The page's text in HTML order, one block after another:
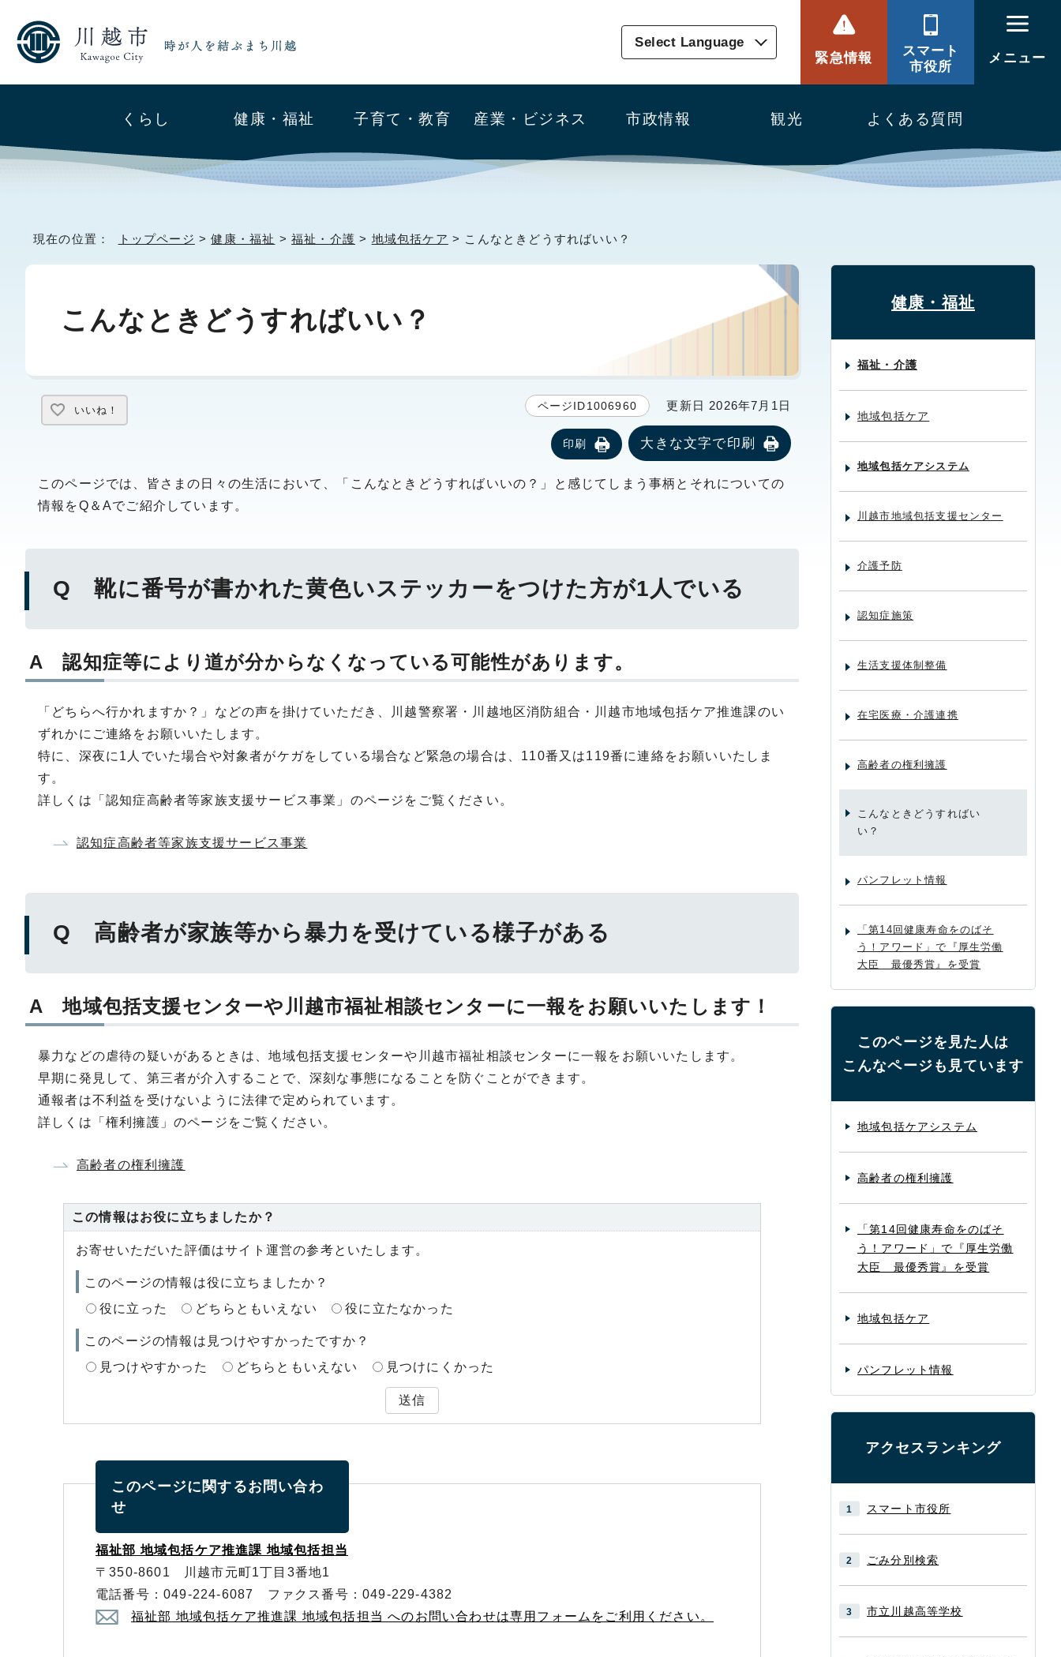
Select Language
緊急情報
スマート
市役所
メニュー
くらし 健康・福祉 子育て・教育 産業・ビジネス 市政情報 観光 よくある質問
現在の位置： トップページ >健康・福祉 >福祉・介護 > 地域包括ケア > こんなときどうすればいい？
こんなときどうすればいい？
いいね！ ページID1006960 更新日 2026年7月1日
印刷 大きな文字で印刷
このページでは、皆さまの日々の生活において、「こんなときどうすればいいの？」と感じてしまう事柄とそれについての
情報をQ＆Aでご紹介しています。
Q 靴に番号が書かれた黄色いステッカーをつけた方が1人でいる
A 認知症等により道が分からなくなっている可能性があります。
「どちらへ行かれますか？」などの声を掛けていただき、川越警察署・川越地区消防組合・川越市地域包括ケア推進課のい
ずれかにご連絡をお願いいたします。
特に、深夜に1人でいた場合や対象者がケガをしている場合など緊急の場合は、110番又は119番に連絡をお願いいたしま
す。
詳しくは「認知症高齢者等家族支援サービス事業」のページをご覧ください。
認知症高齢者等家族支援サービス事業
Q 高齢者が家族等から暴力を受けている様子がある
A 地域包括支援センターや川越市福祉相談センターに一報をお願いいたします！
暴力などの虐待の疑いがあるときは、地域包括支援センターや川越市福祉相談センターに一報をお願いいたします。
早期に発見して、第三者が介入することで、深刻な事態になることを防ぐことができます。
通報者は不利益を受けないように法律で定められています。
詳しくは「権利擁護」のページをご覧ください。
高齢者の権利擁護
この情報はお役に立ちましたか？
お寄せいただいた評価はサイト運営の参考といたします。
このページの情報は役に立ちましたか？
役に立った
どちらともいえない 役に立たなかった
このページの情報は見つけやすかったですか？
見つけやすかった
どちらともいえない 見つけにくかった
送信
このページに関するお問い合わ
せ
福祉部 地域包括ケア推進課 地域包括担当
〒350-8601 川越市元町1丁目3番地1
電話番号：049-224-6087 ファクス番号：049-229-4382
福祉部 地域包括ケア推進課 地域包括担当 へのお問い合わせは専用フォームをご利用ください。
健康・福祉
福祉・介護
地域包括ケア
地域包括ケアシステム
川越市地域包括支援センター
介護予防
認知症施策
生活支援体制整備
在宅医療・介護連携
高齢者の権利擁護
こんなときどうすればい
い？
パンフレット情報
「第14回健康寿命をのばそ
う！アワード」で『厚生労働
大臣 最優秀賞』を受賞
このページを見た人は
こんなページも見ています
地域包括ケアシステム
高齢者の権利擁護
「第14回健康寿命をのばそ
う！アワード」で『厚生労働
大臣 最優秀賞』を受賞
地域包括ケア
パンフレット情報
アクセスランキング
スマート市役所
ごみ分別検索
市立川越高等学校